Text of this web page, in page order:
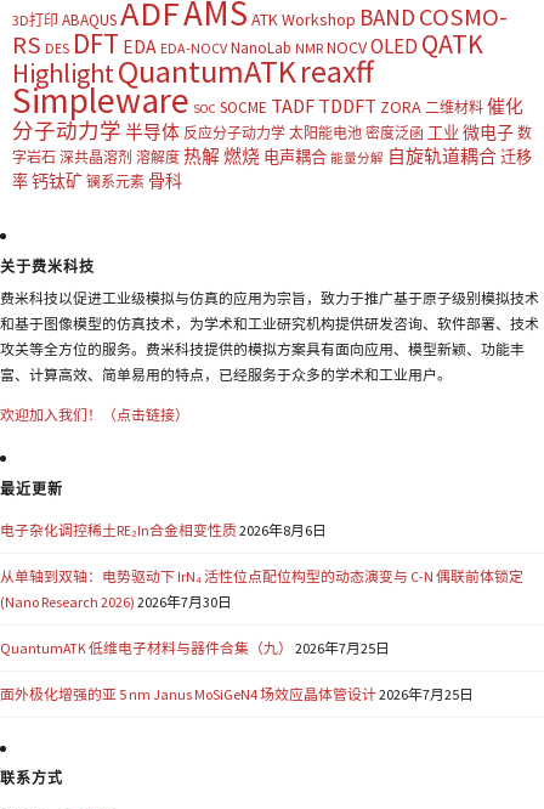
3D打印 ABAQUSADFAMS ATK Workshop BAND COSMO-
RS DES DFT EDA EDA-NOCV NanoLab NMR NOCVOLED QATK
HighlightQuantumATKreaxff
Simpleware SOC SOCME TADF TDDFT ZORA 二维材料 催化
分子动力学 半导体 反应分子动力学 太阳能电池 密度泛函 工业 微电子 数
字岩石 深共晶溶剂 溶解度 热解燃烧 电声耦合 能量分解 自旋轨道耦合迁移
率钙钛矿 镧系元素 骨科
关于费米科技
费米科技以促进工业级模拟与仿真的应用为宗旨，致力于推广基于原子级别模拟技术
和基于图像模型的仿真技术，为学术和工业研究机构提供研发咨询、软件部署、技术
攻关等全方位的服务。费米科技提供的模拟方案具有面向应用、模型新颖、功能丰
富、计算高效、简单易用的特点，已经服务于众多的学术和工业用户。
欢迎加入我们！（点击链接）
最近更新
电子杂化调控稀土RE₂In合金相变性质2026年8月6日
从单轴到双轴：电势驱动下 IrN₄ 活性位点配位构型的动态演变与 C-N 偶联前体锁定
(Nano Research 2026) 2026年7月30日
QuantumATK 低维电子材料与器件合集（九） 2026年7月25日
面外极化增强的亚 5 nm Janus MoSiGeN4 场效应晶体管设计2026年7月25日
联系方式